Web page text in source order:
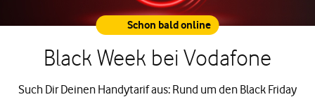
Schon bald online
Black Week bei Vodafone
Such Dir Deinen Handytarif aus: Rund um den Black Friday